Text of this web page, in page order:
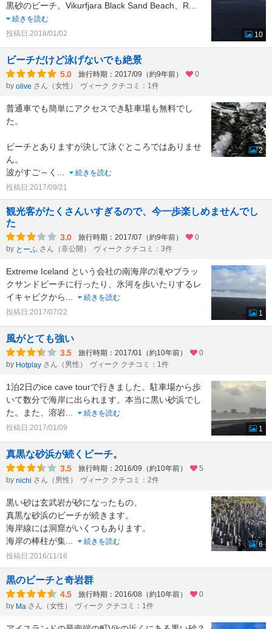
黒砂のビーチ。Vikurfjara Black Sand Beach、R
続きを読む
投稿日:2018/01/02
10
ビーチだけど泳げないでも絶景
5.0 旅行時期：2017/09（約9年前）
0
by olive さん（女性） ヴィーク クチコミ：1件
普通車でも簡単にアクセスでき駐車場も無料でし
た。
ビーチとありますが決して泳ぐところではありませ
ん。
波がすご～く
続きを読む
投稿日:2017/09/21
2
観光客がたくさんいすぎるので、今一歩楽しめませんでし
た
3.0 旅行時期：2017/07（約9年前）
0
by とーふ さん（非公開） ヴィーク クチコミ：3件
Extreme Iceland という会社の南海岸の滝やブラッ
クサンドビーチに行ったり、氷河を歩いたりするレ
イキャビクから
続きを読む
投稿日:2017/07/22
1
風がとても強い
3.5 旅行時期：2017/01（約10年前）
0
by Hotplay さん（男性） ヴィーク クチコミ：1件
1泊2日のice cave tourで行きました。駐車場から歩
いて数分で海岸に出られます。本当に黒い砂浜でし
た。また、溶岩
続きを読む
投稿日:2017/01/09
1
真黒な砂浜が続くビーチ。
3.5 旅行時期：2016/09（約10年前）
5
by nichi さん（男性） ヴィーク クチコミ：2件
黒い砂は玄武岩が砂になったもの。
真黒な砂浜のビーチが続きます。
海岸線には洞窟がいくつもあります。
海岸の棒柱が集
続きを読む
投稿日:2016/11/16
6
黒のビーチと奇岩群
4.5 旅行時期：2016/08（約10年前）
0
by Ma さん（女性） ヴィーク クチコミ：1件